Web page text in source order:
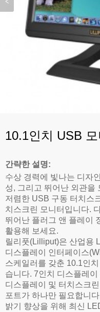
10.1인치 USB 모
간략한 설명:
수상 경력에 빛나는 디자
성, 그리고 뛰어난 외관을
저렴한 USB 구동 터치스
치스크린 모니터입니다.
뛰어난 플러그 앤 플레이
활용해 보세요.
릴리풋(Lilliput)은 산업용
디스플레이 인터페이스
스케일러를 갖춘 10.1인
습니다. 7인치 디스플레
디스플레이 및 터치스크
포트가 하나만 필요합니
밝기 향상을 위해 최신